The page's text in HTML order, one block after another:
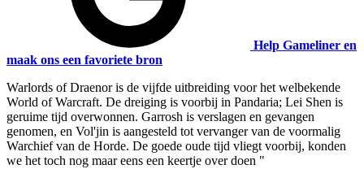
Help Gameliner en
maak ons een favoriete bron
Warlords of Draenor is de vijfde uitbreiding voor het welbekende
World of Warcraft. De dreiging is voorbij in Pandaria; Lei Shen is
geruime tijd overwonnen. Garrosh is verslagen en gevangen
genomen, en Vol'jin is aangesteld tot vervanger van de voormalig
Warchief van de Horde. De goede oude tijd vliegt voorbij, konden
we het toch nog maar eens een keertje over doen "